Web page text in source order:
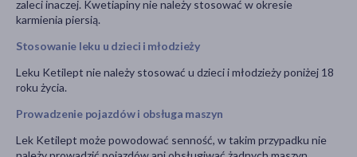
zaleci inaczej. Kwetiapiny nie należy stosować w okresie
karmienia piersią.
Stosowanie leku u dzieci i młodzieży
Leku Ketilept nie należy stosować u dzieci i młodzieży poniżej 18
roku życia.
Prowadzenie pojazdów i obsługa maszyn
Lek Ketilept może powodować senność, w takim przypadku nie